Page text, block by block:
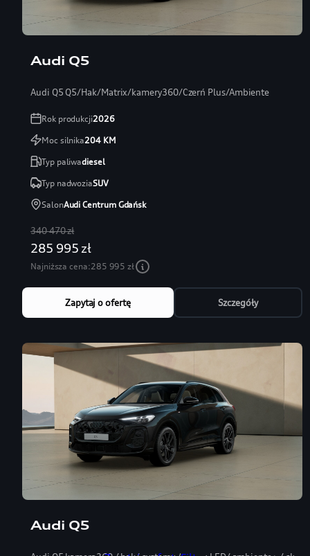
Audi Q5
Audi Q5 Q5/Hak/Matrix/kamery360/Czerń Plus/Ambiente
Rok produkcji2026
Moc silnika204KM
Typ paliwadiesel
Typ nadwoziaSUV
SalonAudi Centrum Gdańsk
340 470 zł
285 995 zł
Najniższa cena:285 995 zł
Zapytaj o ofertę Szczegóły
Audi Q5